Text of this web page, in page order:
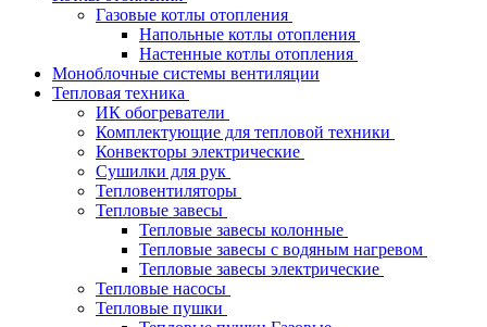
Газовые котлы отопления
Напольные котлы отопления
Настенные котлы отопления
Моноблочные системы вентиляции
Тепловая техника
ИК обогреватели
Комплектующие для тепловой техники
Конвекторы электрические
Сушилки для рук
Тепловентиляторы
Тепловые завесы
Тепловые завесы колонные
Тепловые завесы с водяным нагревом
Тепловые завесы электрические
Тепловые насосы
Тепловые пушки